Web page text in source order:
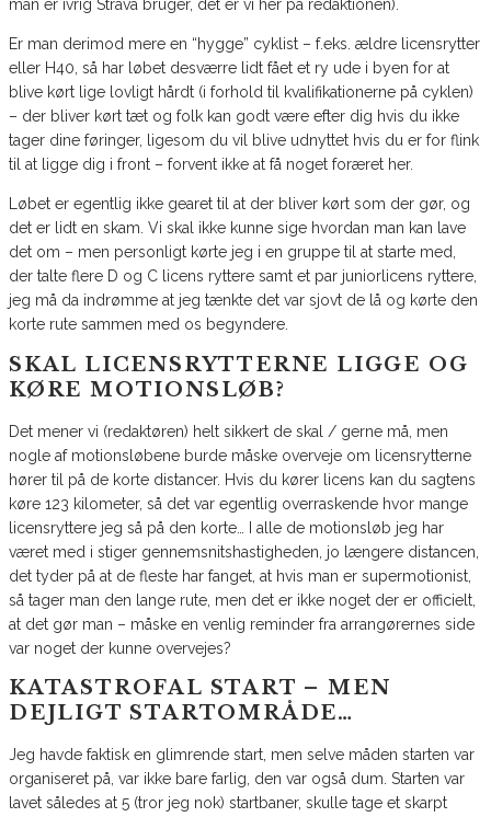
man er ivrig Strava bruger, det er vi her på redaktionen).
Er man derimod mere en “hygge” cyklist – f.eks. ældre licensrytter
eller H40, så har løbet desværre lidt fået et ry ude i byen for at
blive kørt lige lovligt hårdt (i forhold til kvalifikationerne på cyklen)
– der bliver kørt tæt og folk kan godt være efter dig hvis du ikke
tager dine føringer, ligesom du vil blive udnyttet hvis du er for flink
til at ligge dig i front – forvent ikke at få noget foræret her.
Løbet er egentlig ikke gearet til at der bliver kørt som der gør, og
det er lidt en skam. Vi skal ikke kunne sige hvordan man kan lave
det om – men personligt kørte jeg i en gruppe til at starte med,
der talte flere D og C licens ryttere samt et par juniorlicens ryttere,
jeg må da indrømme at jeg tænkte det var sjovt de lå og kørte den
korte rute sammen med os begyndere.
SKAL LICENSRYTTERNE LIGGE OG
KØRE MOTIONSLØB?
Det mener vi (redaktøren) helt sikkert de skal / gerne må, men
nogle af motionsløbene burde måske overveje om licensrytterne
hører til på de korte distancer. Hvis du kører licens kan du sagtens
køre 123 kilometer, så det var egentlig overraskende hvor mange
licensryttere jeg så på den korte… I alle de motionsløb jeg har
været med i stiger gennemsnitshastigheden, jo længere distancen,
det tyder på at de fleste har fanget, at hvis man er supermotionist,
så tager man den lange rute, men det er ikke noget der er officielt,
at det gør man – måske en venlig reminder fra arrangørernes side
var noget der kunne overvejes?
KATASTROFAL START – MEN
DEJLIGT STARTOMRÅDE…
Jeg havde faktisk en glimrende start, men selve måden starten var
organiseret på, var ikke bare farlig, den var også dum. Starten var
lavet således at 5 (tror jeg nok) startbaner, skulle tage et skarpt